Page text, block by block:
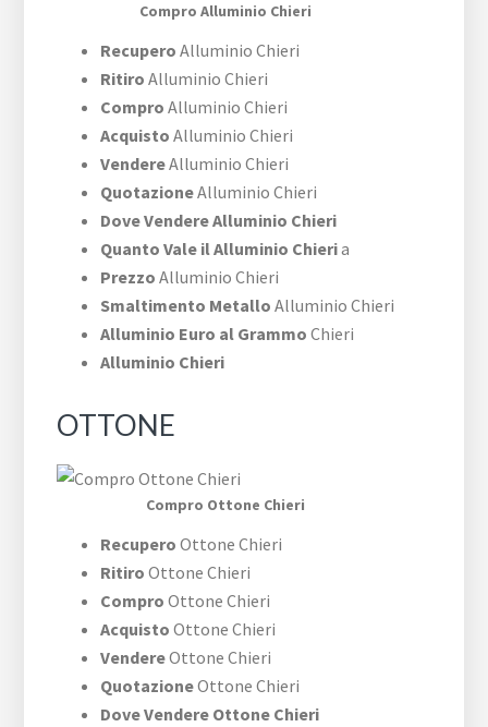
Compro Alluminio Chieri
RecuperoAlluminio Chieri
Ritiro Alluminio Chieri
Compro Alluminio Chieri
Acquisto Alluminio Chieri
VendereAlluminio Chieri
QuotazioneAlluminio Chieri
Dove Vendere Alluminio Chieri
Quanto Vale il Alluminio Chieria
Prezzo Alluminio Chieri
Smaltimento Metallo Alluminio Chieri
Alluminio Euro al Grammo Chieri
Alluminio Chieri
OTTONE
Compro Ottone Chieri
RecuperoOttone Chieri
Ritiro Ottone Chieri
Compro Ottone Chieri
Acquisto Ottone Chieri
VendereOttone Chieri
QuotazioneOttone Chieri
Dove Vendere Ottone Chieri